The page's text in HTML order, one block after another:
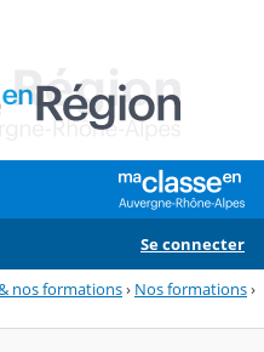
Se connecter
nos formations› Nos formations›